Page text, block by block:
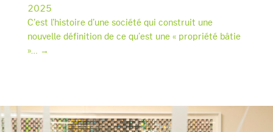
b
o
dI
n
2025
C'est l'histoire d'une société qui construit une
nouvelle définition de ce qu’est une « propriété bâtie
»…
→